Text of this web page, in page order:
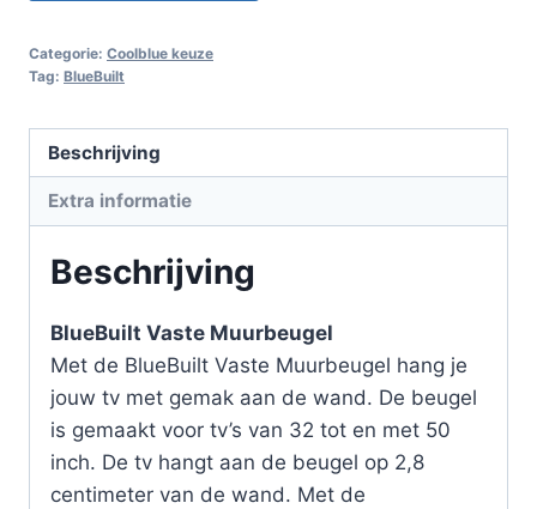
Categorie: Coolblue keuze
Tag: BlueBuilt
Beschrijving
Extra informatie
Beschrijving
BlueBuilt Vaste Muurbeugel
Met de BlueBuilt Vaste Muurbeugel hang je
jouw tv met gemak aan de wand. De beugel
is gemaakt voor tv’s van 32 tot en met 50
inch. De tv hangt aan de beugel op 2,8
centimeter van de wand. Met de